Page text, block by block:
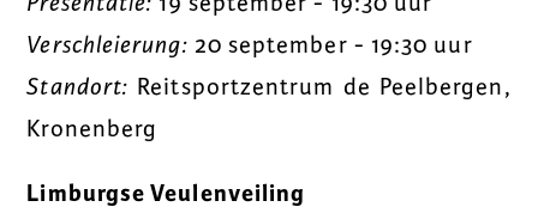
Verschleierung: 20 september - 19:30 uur
Standort: Reitsportzentrum de Peelbergen,
Kronenberg
Limburgse Veulenveiling